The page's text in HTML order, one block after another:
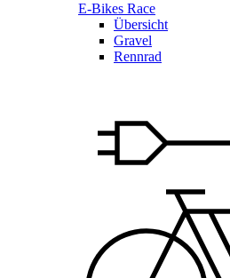
E-Bikes Race
Übersicht
Gravel
Rennrad